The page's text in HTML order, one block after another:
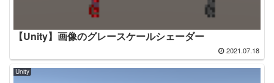
【Unity】画像のグレースケールシェーダー
2021.07.18
Unity